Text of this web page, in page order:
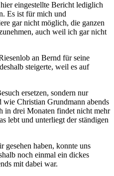
eingestellte Bericht lediglich
Es ist für mich und
gar nicht möglich, die ganzen
auch weil ich gar nicht
an Bernd für seine
steigerte, weil es auf
ersetzen, sondern nur
wie Christian Grundmann abends
in drei Monaten findet nicht mehr
lebt und unterliegt der ständigen
gesehen haben, konnte uns
noch einmal ein dickes
mit dabei war.